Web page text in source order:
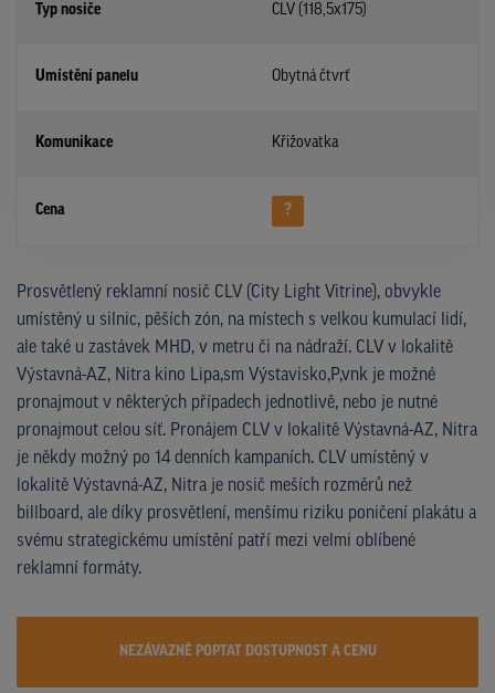
Typ nosiče CLV (118,5x175)
Umístění panelu Obytná čtvrť
Komunikace Křižovatka
Cena ?
Prosvětlený reklamní nosič CLV (City Light Vitrine), obvykle
umístěný u silnic, pěších zón, na místech s velkou kumulací lidí,
ale také u zastávek MHD, v metru či na nádraží. CLV v lokalitě
Výstavná-AZ, Nitra kino Lipa,sm Výstavisko,P,vnk je možné
pronajmout v některých případech jednotlivě, nebo je nutné
pronajmout celou síť. Pronájem CLV v lokalitě Výstavná-AZ, Nitra
je někdy možný po 14 denních kampaních. CLV umístěný v
lokalitě Výstavná-AZ, Nitra je nosič meších rozměrů než
billboard, ale díky prosvětlení, menšímu riziku poničení plakátu a
svému strategickému umístění patří mezi velmi oblíbené
reklamní formáty.
NEZÁVAZNĚ POPTAT DOSTUPNOST A CENU